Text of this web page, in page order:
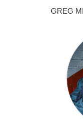
GREG